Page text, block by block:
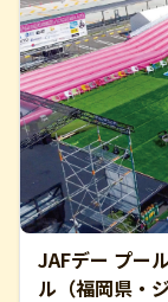
JAFデー プー
ル（福岡県・